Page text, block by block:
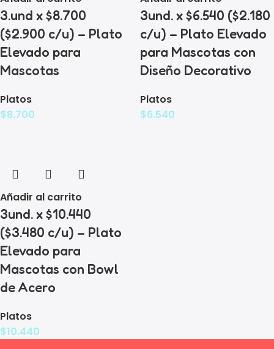
3.und x $8.700
($2.900 c/u) – Plato
Elevado para
Mascotas
Platos
$8.700
3und. x $6.540 ($2.180
c/u) – Plato Elevado
para Mascotas con
Diseño Decorativo
Platos
$6.540
Añadir al carrito
3und. x $10.440
($3.480 c/u) – Plato
Elevado para
Mascotas con Bowl
de Acero
Platos
$10.440